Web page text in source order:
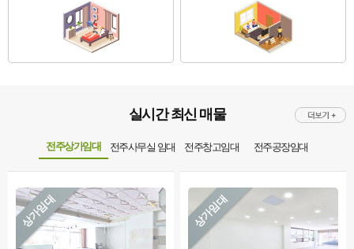
실시간 최신 매물
전주상가임대 전주사무실 임대 전주창고임대 전주공장임대
상가임대 상가임대